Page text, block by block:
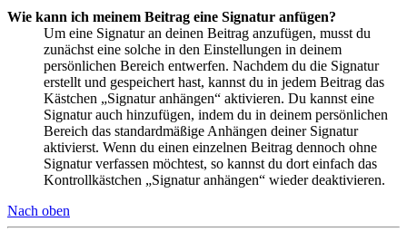
Wie kann ich meinem Beitrag eine Signatur anfügen?
Um eine Signatur an deinen Beitrag anzufügen, musst du
zunächst eine solche in den Einstellungen in deinem
persönlichen Bereich entwerfen. Nachdem du die Signatur
erstellt und gespeichert hast, kannst du in jedem Beitrag das
Kästchen „Signatur anhängen“ aktivieren. Du kannst eine
Signatur auch hinzufügen, indem du in deinem persönlichen
Bereich das standardmäßige Anhängen deiner Signatur
aktivierst. Wenn du einen einzelnen Beitrag dennoch ohne
Signatur verfassen möchtest, so kannst du dort einfach das
Kontrollkästchen „Signatur anhängen“ wieder deaktivieren.
Nach oben